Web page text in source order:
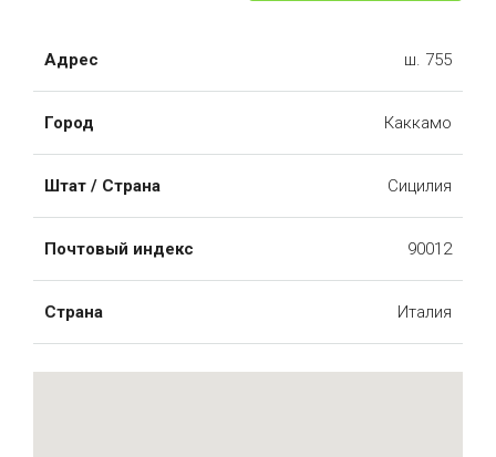
Адрес ш. 755
Город Каккамо
Штат / Страна Сицилия
Почтовый индекс 90012
Страна Италия